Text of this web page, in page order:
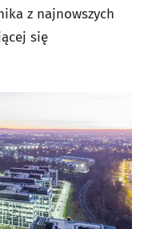
z najnowszych
się